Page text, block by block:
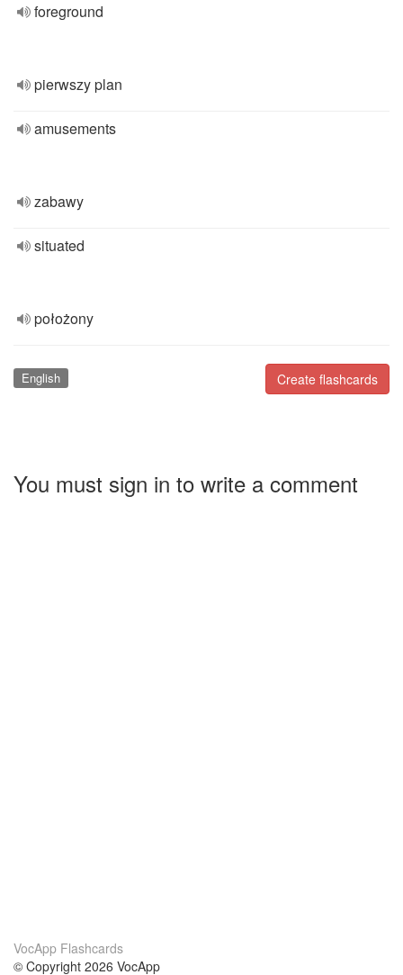
foreground
pierwszy plan
amusements
zabawy
situated
położony
Create flashcards
English
You must sign in to write a comment
VocApp Flashcards
© Copyright 2026 VocApp